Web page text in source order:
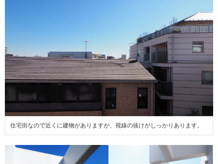
住宅街なので近くに建物がありますが、視線の抜けがしっかりあります。